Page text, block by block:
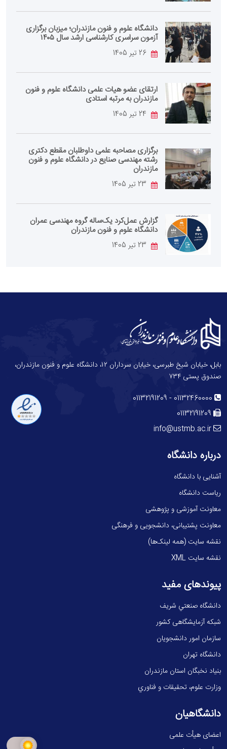
دانشگاه علوم و فنون مازندران؛ میزبان برگزاری
آزمون سراسری کارشناسی‌ ارشد سال ۱۴۰۵
ارتقای عضو هیات علمی دانشگاه علوم و فنون
مازندران به مرتبه استادی
برگزاری مصاحبه علمی داوطلبان مقطع دکتری
رشته مهندسی صنایع در دانشگاه علوم و فنون
مازندران
گزارش عمل‌کرد یک‌ساله گروه مهندسی عمران
دانشگاه علوم و فنون مازندران
بابل، خیابان شیخ طبرسی، خیابان سرداران ۱۲، دانشگاه علوم و فنون مازندران،
صندوق پستی ۷۳۴
01132460000
-
01132191209
01132191209
info@ustmb.ac.ir
درباره دانشگاه
آشنایی با دانشگاه
ریاست دانشگاه
معاونت آموزشی و پژوهشی
معاونت پشتیبانی، دانشجویی و فرهنگی
نقشه سایت (همه لینک‌ها)
نقشه سایت XML
پیوندهای مفید
دانشگاه صنعتي شريف
شبکه آزمایشگاهی کشور
سازمان امور دانشجویان
دانشگاه تهران
بنیاد نخبگان استان مازندران
وزارت علوم، تحقيقات و فناوري
دانشگاهیان
اعضای هیأت علمی